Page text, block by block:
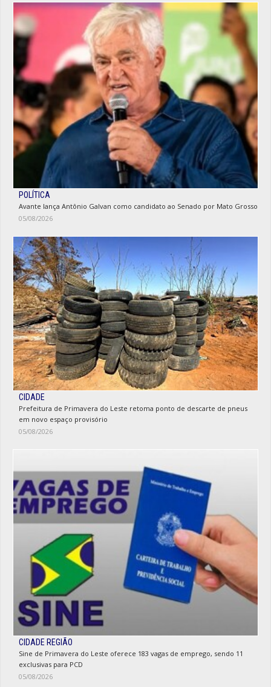
POLÍTICA
Avante lança Antônio Galvan como candidato ao Senado por Mato Grosso
05/08/2026
CIDADE
Prefeitura de Primavera do Leste retoma ponto de descarte de pneus
em novo espaço provisório
05/08/2026
CIDADE REGIÃO
Sine de Primavera do Leste oferece 183 vagas de emprego, sendo 11
exclusivas para PCD
05/08/2026